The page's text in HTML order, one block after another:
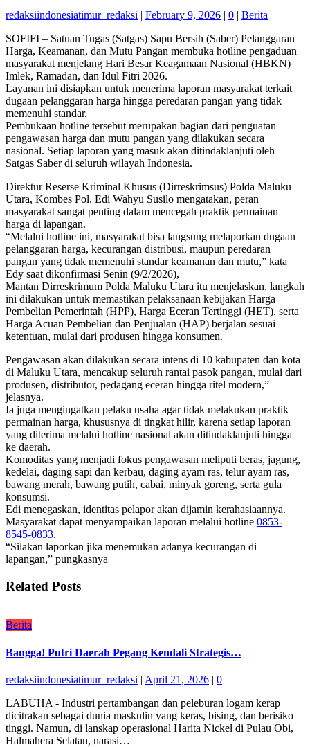
redaksiindonesiatimur_redaksi | February 9, 2026 | 0 | Berita
SOFIFI – Satuan Tugas (Satgas) Sapu Bersih (Saber) Pelanggaran
Harga, Keamanan, dan Mutu Pangan membuka hotline pengaduan
masyarakat menjelang Hari Besar Keagamaan Nasional (HBKN)
Imlek, Ramadan, dan Idul Fitri 2026.
Layanan ini disiapkan untuk menerima laporan masyarakat terkait
dugaan pelanggaran harga hingga peredaran pangan yang tidak
memenuhi standar.
Pembukaan hotline tersebut merupakan bagian dari penguatan
pengawasan harga dan mutu pangan yang dilakukan secara
nasional. Setiap laporan yang masuk akan ditindaklanjuti oleh
Satgas Saber di seluruh wilayah Indonesia.
Direktur Reserse Kriminal Khusus (Dirreskrimsus) Polda Maluku
Utara, Kombes Pol. Edi Wahyu Susilo mengatakan, peran
masyarakat sangat penting dalam mencegah praktik permainan
harga di lapangan.
“Melalui hotline ini, masyarakat bisa langsung melaporkan dugaan
pelanggaran harga, kecurangan distribusi, maupun peredaran
pangan yang tidak memenuhi standar keamanan dan mutu,” kata
Edy saat dikonfirmasi Senin (9/2/2026),
Mantan Dirreskrimum Polda Maluku Utara itu menjelaskan, langkah
ini dilakukan untuk memastikan pelaksanaan kebijakan Harga
Pembelian Pemerintah (HPP), Harga Eceran Tertinggi (HET), serta
Harga Acuan Pembelian dan Penjualan (HAP) berjalan sesuai
ketentuan, mulai dari produsen hingga konsumen.
Pengawasan akan dilakukan secara intens di 10 kabupaten dan kota
di Maluku Utara, mencakup seluruh rantai pasok pangan, mulai dari
produsen, distributor, pedagang eceran hingga ritel modern,”
jelasnya.
Ia juga mengingatkan pelaku usaha agar tidak melakukan praktik
permainan harga, khususnya di tingkat hilir, karena setiap laporan
yang diterima melalui hotline nasional akan ditindaklanjuti hingga
ke daerah.
Komoditas yang menjadi fokus pengawasan meliputi beras, jagung,
kedelai, daging sapi dan kerbau, daging ayam ras, telur ayam ras,
bawang merah, bawang putih, cabai, minyak goreng, serta gula
konsumsi.
Edi menegaskan, identitas pelapor akan dijamin kerahasiaannya.
Masyarakat dapat menyampaikan laporan melalui hotline 0853-
8545-0833.
“Silakan laporkan jika menemukan adanya kecurangan di
lapangan,” pungkasnya
Related Posts
Berita
Bangga! Putri Daerah Pegang Kendali Strategis…
redaksiindonesiatimur_redaksi | April 21, 2026 | 0
LABUHA - Industri pertambangan dan peleburan logam kerap
dicitrakan sebagai dunia maskulin yang keras, bising, dan berisiko
tinggi. Namun, di lanskap operasional Harita Nickel di Pulau Obi,
Halmahera Selatan, narasi…